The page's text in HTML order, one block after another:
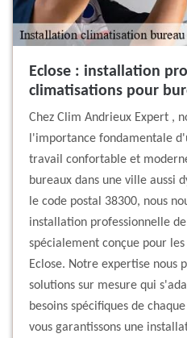
Eclose : installation
climatisations pour
Chez Clim Andrieux Expert ,
l'importance fondamentale
travail confortable et
bureaux dans une ville aussi
le code postal 38300, nous
installation professionnelle
spécialement conçue pour
Eclose. Notre expertise nous
solutions sur mesure qui
besoins spécifiques de
vous garantissons une